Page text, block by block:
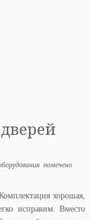
помечено
хорошая,
исправим. Вместо